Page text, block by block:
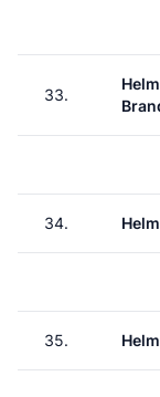
33.
34.
35.